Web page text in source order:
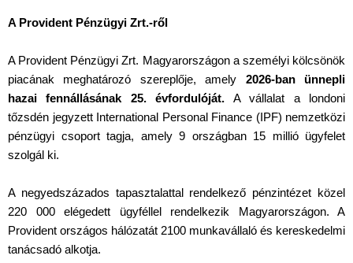
A Provident Pénzügyi Zrt.-ről
A Provident Pénzügyi Zrt. Magyarországon a személyi kölcsönök
piacának meghatározó szereplője, amely 2026-ban ünnepli
hazai fennállásának 25. évfordulóját.A vállalat
a londoni
tőzsdén jegyzett International Personal Finance (IPF) nemzetközi
pénzügyi csoport tagja, amely 9 országban 15 millió ügyfelet
szolgál ki.
A negyedszázados tapasztalattal rendelkező pénzintézet közel
220 000 elégedett ügyféllel rendelkezik Magyarországon. A
Provident országos hálózatát 2100 munkavállaló és kereskedelmi
tanácsadó alkotja.